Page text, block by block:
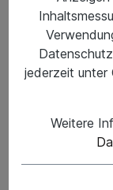
jederzeit unter
Weitere